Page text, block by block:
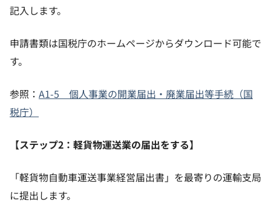
記入します。
申請書類は国税庁のホームページからダウンロード可能で
す。
参照： A1-5 個人事業の開業届出・廃業届出等手続（国
税庁）
【ステップ2：軽貨物運送業の届出をする】
「軽貨物自動車運送事業経営届出書」を最寄りの運輸支局
に提出します。